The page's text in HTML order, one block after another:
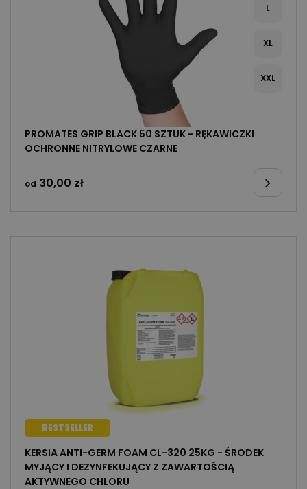
L
XL
XXL
PROMATES GRIP BLACK 50 SZTUK - RĘKAWICZKI
OCHRONNE NITRYLOWE CZARNE
od 30,00 zł
BESTSELLER
KERSIA ANTI-GERM FOAM CL-320 25KG - ŚRODEK
MYJĄCY I DEZYNFEKUJĄCY Z ZAWARTOŚCIĄ
AKTYWNEGO CHLORU